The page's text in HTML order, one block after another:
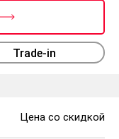
Trade-in
Цена со скидкой